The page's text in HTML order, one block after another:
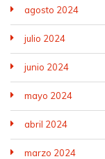
agosto 2024
julio 2024
junio 2024
mayo 2024
abril 2024
marzo 2024